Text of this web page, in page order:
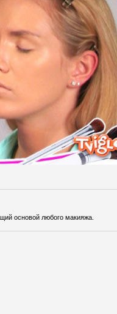
основой любого макияжа.